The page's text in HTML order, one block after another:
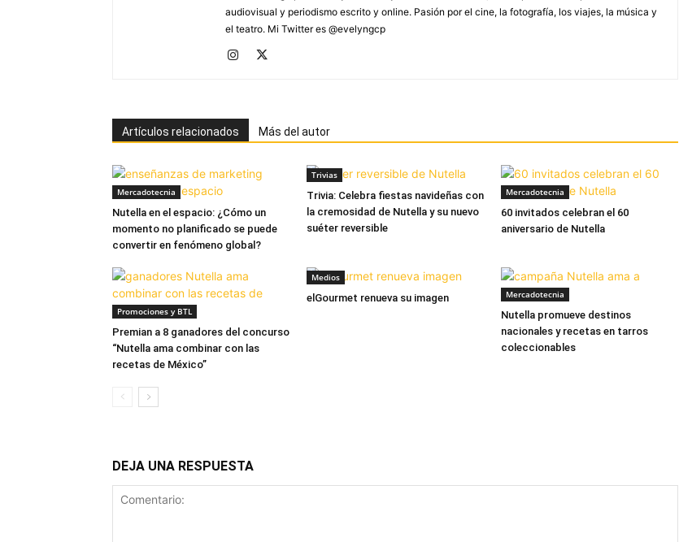
audiovisual y periodismo escrito y online. Pasión por el cine, la fotografía, los viajes, la música y
el teatro. Mi Twitter es @evelyngcp
Artículos relacionados Más del autor
Mercadotecnia
Nutella en el espacio: ¿Cómo un
momento no planificado se puede
convertir en fenómeno global?
Trivias
Trivia: Celebra fiestas navideñas con
la cremosidad de Nutella y su nuevo
suéter reversible
Mercadotecnia
60 invitados celebran el 60
aniversario de Nutella
Promociones y BTL
Premian a 8 ganadores del concurso
“Nutella ama combinar con las
recetas de México”
Medios
elGourmet renueva su imagen Mercadotecnia
Nutella promueve destinos
nacionales y recetas en tarros
coleccionables
DEJA UNA RESPUESTA